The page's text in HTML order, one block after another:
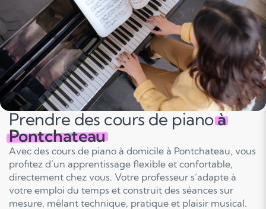
Prendre des cours de pianoà
Pontchateau
Avec des cours de piano à domicile à Pontchateau, vous
profitez d’un apprentissage flexible et confortable,
directement chez vous. Votre professeur s’adapte à
votre emploi du temps et construit des séances sur
mesure, mêlant technique, pratique et plaisir musical.